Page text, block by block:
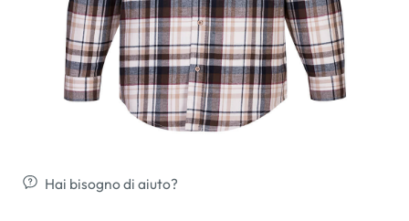
Hai bisogno di aiuto?